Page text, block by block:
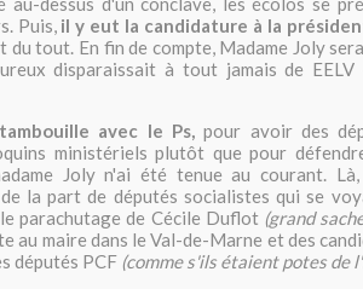
Puis, il y eut la candidature à la
tout. En fin de compte, Madame Joly
disparaissait à tout jamais de EELV
tambouille avec le Ps,pour avoir des
ministériels plutôt que pour
Joly n'ai été tenue au courant.
la part de députés socialistes qui se
parachutage de Cécile Duflot (grand
au maire dans le Val-de-Marne et des
députés PCF (comme s'ils étaient potes de